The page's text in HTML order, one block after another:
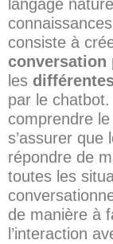
langage
consiste à
conversation
les
par le
comprendre le
s’assurer que
répondre de
toutes les
de manière à
l’interaction